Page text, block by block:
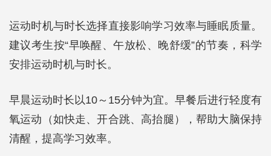
运动时机与时长选择直接影响学习效率与睡眠质量。
建议考生按“早唤醒、午放松、晚舒缓”的节奏，科学
安排运动时机与时长。
早晨运动时长以10～15分钟为宜。早餐后进行轻度有
氧运动（如快走、开合跳、高抬腿），帮助大脑保持
清醒，提高学习效率。